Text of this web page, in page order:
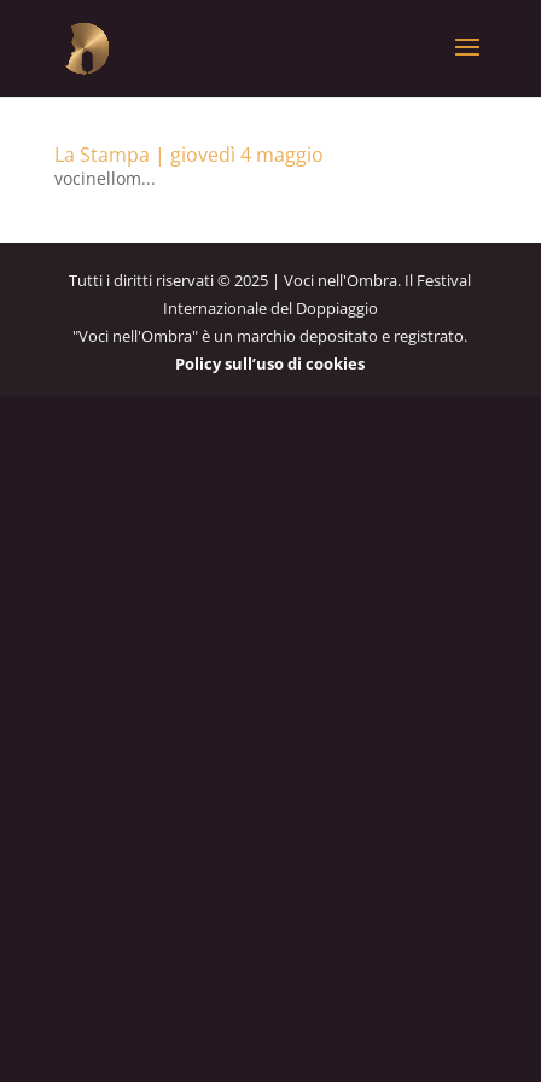
La Stampa | giovedì 4 maggio
vocinellom...
Tutti i diritti riservati © 2025 | Voci nell'Ombra. Il Festival
Internazionale del Doppiaggio
"Voci nell'Ombra" è un marchio depositato e registrato.
Policy sull’uso di cookies